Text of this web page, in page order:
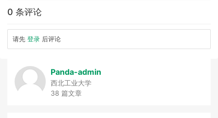
0 条评论
请先 登录 后评论
Panda-admin
西北工业大学
38 篇文章